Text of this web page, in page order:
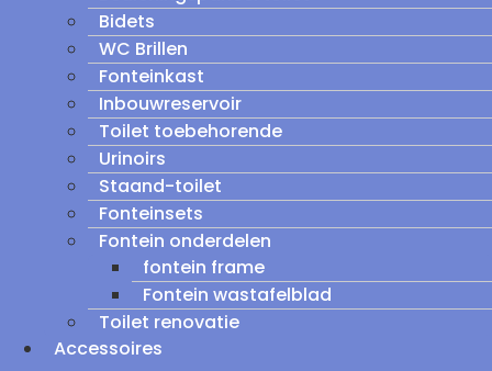
Bidets
WC Brillen
Fonteinkast
Inbouwreservoir
Toilet toebehorende
Urinoirs
Staand-toilet
Fonteinsets
Fontein onderdelen
fontein frame
Fontein wastafelblad
Toilet renovatie
Accessoires